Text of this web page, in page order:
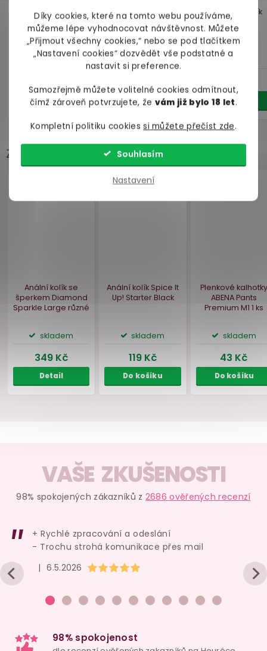
Díky cookies, které na tomto webu používáme,
můžeme lépe vyhodnocovat návštěvnost. Můžete
„Přijmout všechny cookies,“ nebo se pod tlačítkem
„Nastavení cookies“ dozvědět vše podstatné a
nastavit si preference.
Samozřejmě můžete volitelné cookies odmítnout,
čímž zároveň potvrzujete, že vám již bylo 18 let.
Kompletní politiku cookiessi můžete přečíst zde.
Nastavení
Souhlasím
Blaze
skladem skladem
Srdíčko
Zákazníci často přidávají
Anální kolík se
šperkem Diamond
Anální kolík Spice It
Up! Starter Black
VAŠE ZKUŠENOSTI
98% spokojených zákazníků z 2686 ověřených recenzí
Hodnocení obchodu je 5 z 5 hvězdiček.
| 6.5.2026
+ Rychlé zpracování a odeslání
- Trochu strohá komunikace přes mail